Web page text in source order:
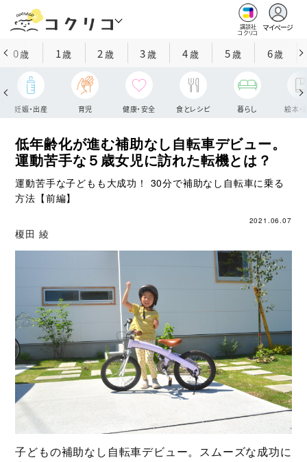
講談社
コクリコ
マイページ
0歳 1歳 2 歳 3歳 4歳 5歳 6歳
妊娠・出産 育児 健康・安全 食とレシピ 暮らし 絵本・
低年齢化が進む補助なし自転車デビュー。
運動苦手な５歳女児に訪れた転機とは？
運動苦手な子どもも大成功！ 30分で補助なし自転車に乗る
方法【前編】
2021.06.07
榎田 綾
子どもの補助なし自転車デビュー。スムーズな成功に